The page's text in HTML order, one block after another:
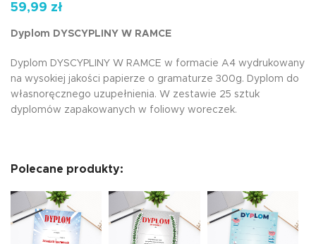
59,99 zł
Dyplom DYSCYPLINY W RAMCE
Dyplom DYSCYPLINY W RAMCE w formacie A4 wydrukowany
na wysokiej jakości papierze o gramaturze 300g. Dyplom do
własnoręcznego uzupełnienia. W zestawie 25 sztuk
dyplomów zapakowanych w foliowy woreczek.
Polecane produkty: